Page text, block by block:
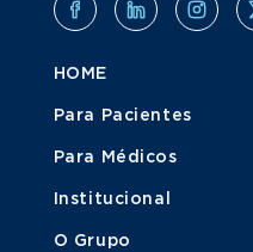
HOME
Para Pacientes
Para Médicos
Institucional
O Grupo